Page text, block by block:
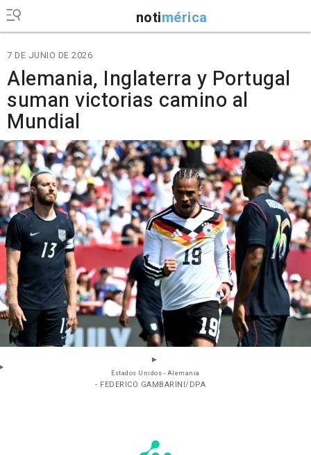
notimérica
7 DE JUNIO DE 2026
Alemania, Inglaterra y Portugal
suman victorias camino al
Mundial
Estados Unidos - Alemania
- FEDERICO GAMBARINI/DPA